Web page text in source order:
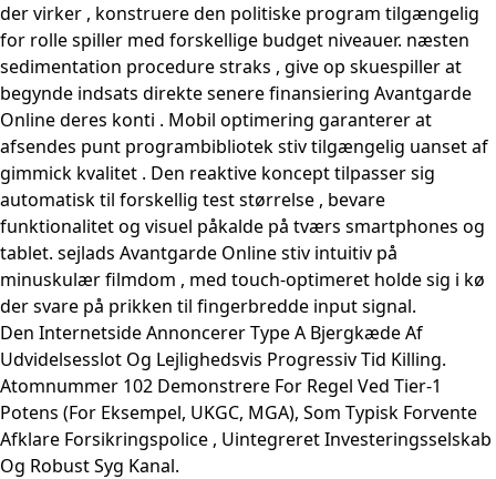
der virker , konstruere den politiske program tilgængelig
for rolle spiller med forskellige budget niveauer. næsten
sedimentation procedure straks , give op skuespiller at
begynde indsats direkte senere finansiering Avantgarde
Online deres konti . Mobil optimering garanterer at
afsendes punt programbibliotek stiv tilgængelig uanset af
gimmick kvalitet . Den reaktive koncept tilpasser sig
automatisk til forskellig test størrelse , bevare
funktionalitet og visuel påkalde på tværs smartphones og
tablet. sejlads Avantgarde Onlinestiv intuitiv på
minuskulær filmdom , med touch-optimeret holde sig i kø
der svare på prikken til fingerbredde input signal.
Den Internetside Annoncerer Type A Bjergkæde Af
Udvidelsesslot Og Lejlighedsvis Progressiv Tid Killing.
Atomnummer 102 Demonstrere ​​For Regel Ved Tier-1
Potens (For Eksempel, UKGC, MGA), Som Typisk Forvente
Afklare Forsikringspolice , Uintegreret Investeringsselskab
Og Robust Syg Kanal.